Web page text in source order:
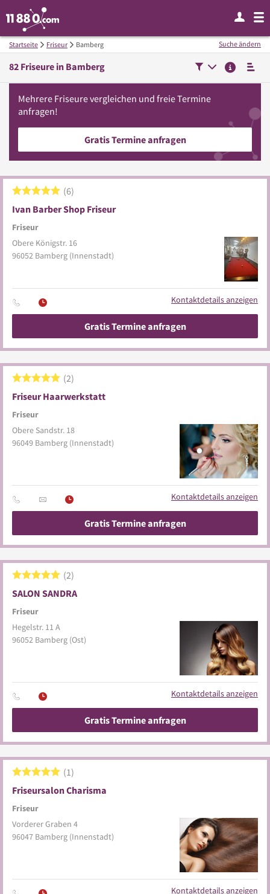
Startseite Friseur Bamberg
82 Friseure in Bamberg
Suche ändern
Mehrere Friseurevergleichen und freie Termine
anfragen!
Gratis Termine anfragen
Ivan Barber Shop Friseur
Friseur
6
Obere Königstr. 16
96052 Bamberg (Innenstadt)
Kontaktdetails anzeigen
Gratis Termine anfragen
Friseur Haarwerkstatt
Friseur
2
Obere Sandstr. 18
96049 Bamberg (Innenstadt)
Kontaktdetails anzeigen
Gratis Termine anfragen
SALON SANDRA
Friseur
2
Hegelstr. 11 A
96052 Bamberg (Ost)
Kontaktdetails anzeigen
Gratis Termine anfragen
Friseursalon Charisma
Friseur
1
Vorderer Graben 4
96047 Bamberg (Innenstadt)
Kontaktdetails anzeigen